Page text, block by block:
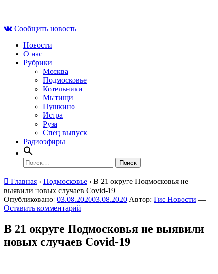
contentСообщить новость
Новости
О нас
Рубрики
Москва
Подмосковье
Котельники
Мытищи
Пушкино
Истра
Руза
Спец выпуск
Радиоэфиры
Найти:
Главная › Подмосковье › В 21 округе Подмосковья не
выявили новых случаев Covid‑19
Опубликовано: 03.08.202003.08.2020 Автор: Гис Новости —
Оставить комментарий
В 21 округе Подмосковья не выявили
новых случаев Covid‑19